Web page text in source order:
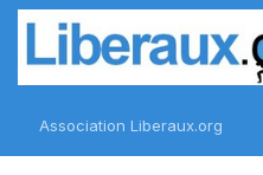
Association Liberaux.org